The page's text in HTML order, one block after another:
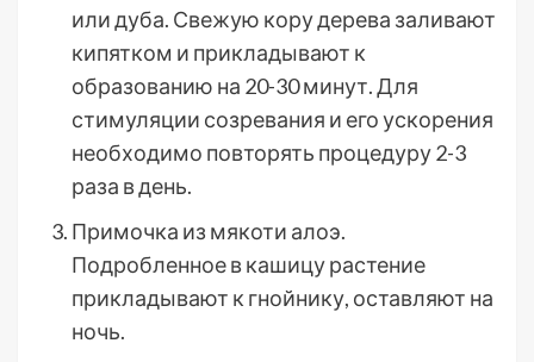
или дуба. Свежую кору дерева заливают
кипятком и прикладывают к
образованию на 20-30 минут. Для
стимуляции созревания и его ускорения
необходимо повторять процедуру 2-3
раза в день.
Примочка из мякоти алоэ.
Подробленное в кашицу растение
прикладывают к гнойнику, оставляют на
ночь.